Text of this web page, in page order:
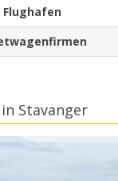
Stavanger